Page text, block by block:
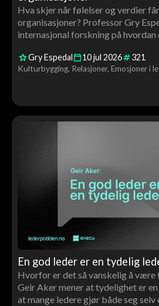
Hva skjer når følelser og verdier
organisasjoner? Professor Gry
internasjonal forskning på
hvorfor verdiarbeid handler om
veggen.
Gry Espedal 10jul 2026 321
Kulturbygging Relasjoner Emosjoner i
En god leder er en tydelig
Hvorfor er det så vanskelig å være
Geir Aker mener at tydelighet er
at mange ledere gjør både seg